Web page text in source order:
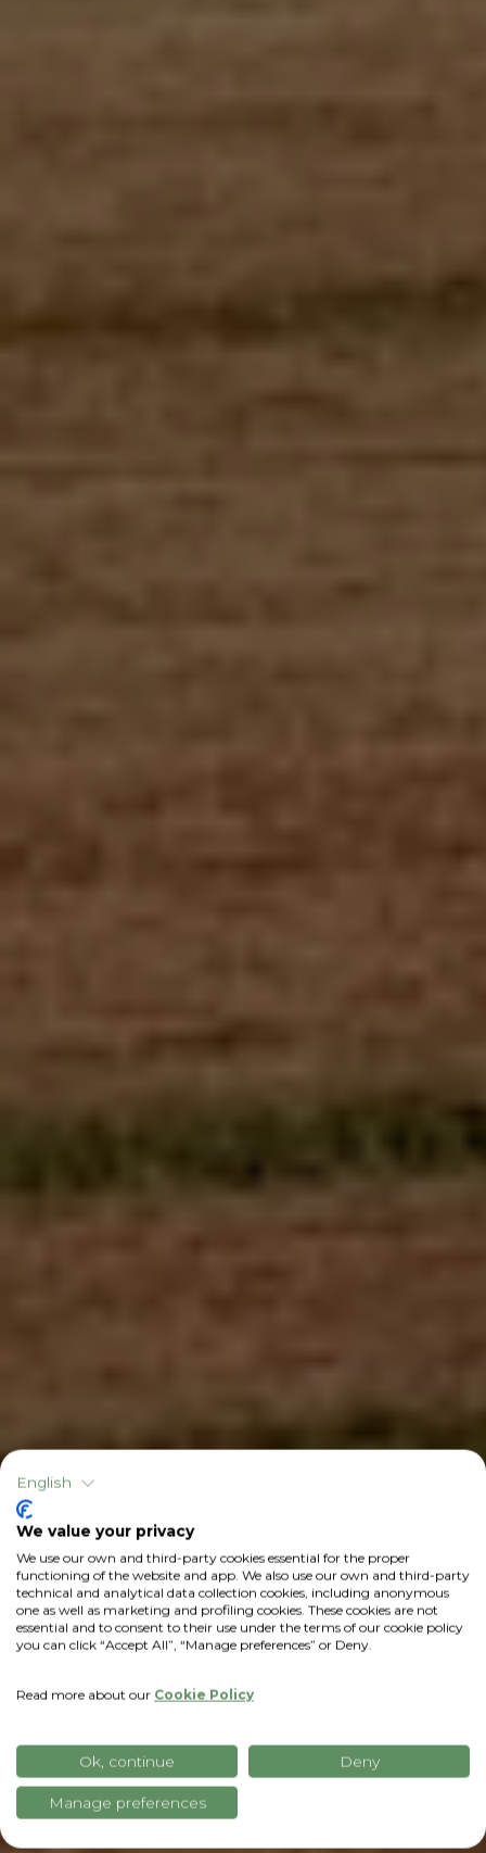
English
We value your privacy
We use our own and third-party cookies essential for the proper
functioning of the website and app. We also use our own and third-party
technical and analytical data collection cookies, including anonymous
one as well as marketing and profiling cookies. These cookies are not
essential and to consent to their use under the terms of our cookie policy
you can click “Accept All”, “Manage preferences” or Deny.
Read more about our Cookie Policy
Ok, continue Deny
Manage preferences